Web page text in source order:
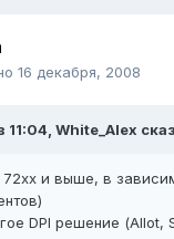
16 декабря, 2008
11:04, White_Alex
72xx и выше, в
DPI решение (Allot,